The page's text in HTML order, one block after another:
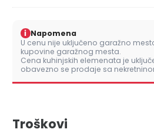
i Napomena
U cenu nije uključeno garažno
kupovine garažnog mesta.
Cena kuhinjskih elemenata je
obavezno se prodaje sa
Troškovi